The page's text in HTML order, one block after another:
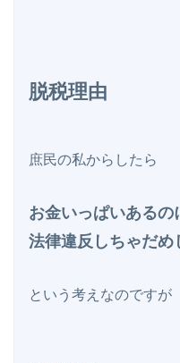
脱税理由
庶民の私からしたら
お金いっぱいあるの
法律違反しちゃだめ
という考えなのですが